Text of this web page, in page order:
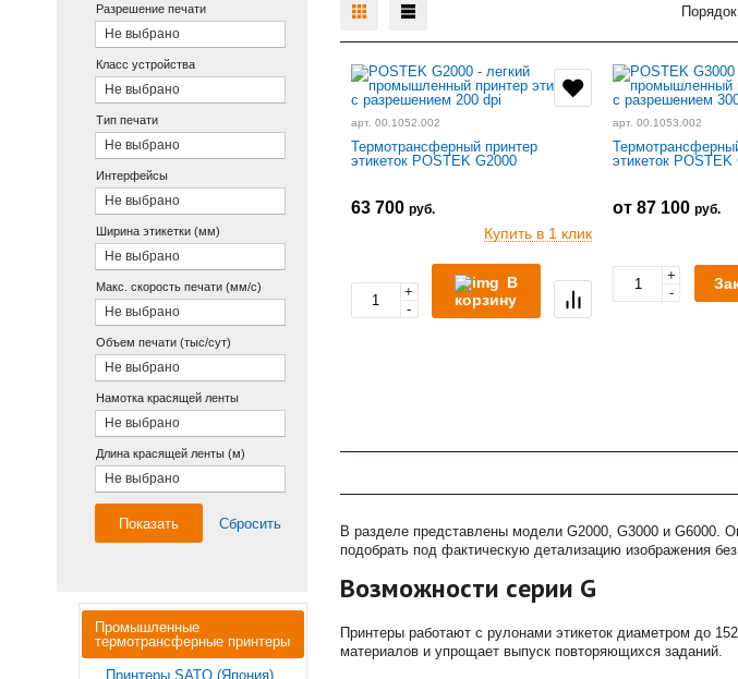
Разрешение печати
Не выбрано
Класс устройства
Не выбрано
Тип печати
Не выбрано
Интерфейсы
Не выбрано
Ширина этикетки (мм)
Не выбрано
Макс. скорость печати (мм/с)
Не выбрано
Объем печати (тыс/сут)
Не выбрано
Намотка красящей ленты
Не выбрано
Длина красящей ленты (м)
Не выбрано
Показать Сбросить
Промышленные
термотрансферные принтеры
Принтеры SATO (Япония)
арт. 00.1052.002
Термотрансферный принтер
этикеток POSTEK G2000
63 700 руб.
Купить в 1 клик
+
-
В
корзину
арт. 00.1053.002
этикеток POSTEK
от 87 100руб.
+
-
В разделе представлены модели G2000, G3000 и G6000.
подобрать под фактическую детализацию изображения
Возможности серии G
Принтеры работают с рулонами этикеток диаметром до
материалов и упрощает выпуск повторяющихся заданий.